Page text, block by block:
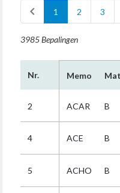
chevron_left 1 2 3
3985 Bepalingen
Nr. Memo
2 ACAR B
4 ACE B
5 ACHO B